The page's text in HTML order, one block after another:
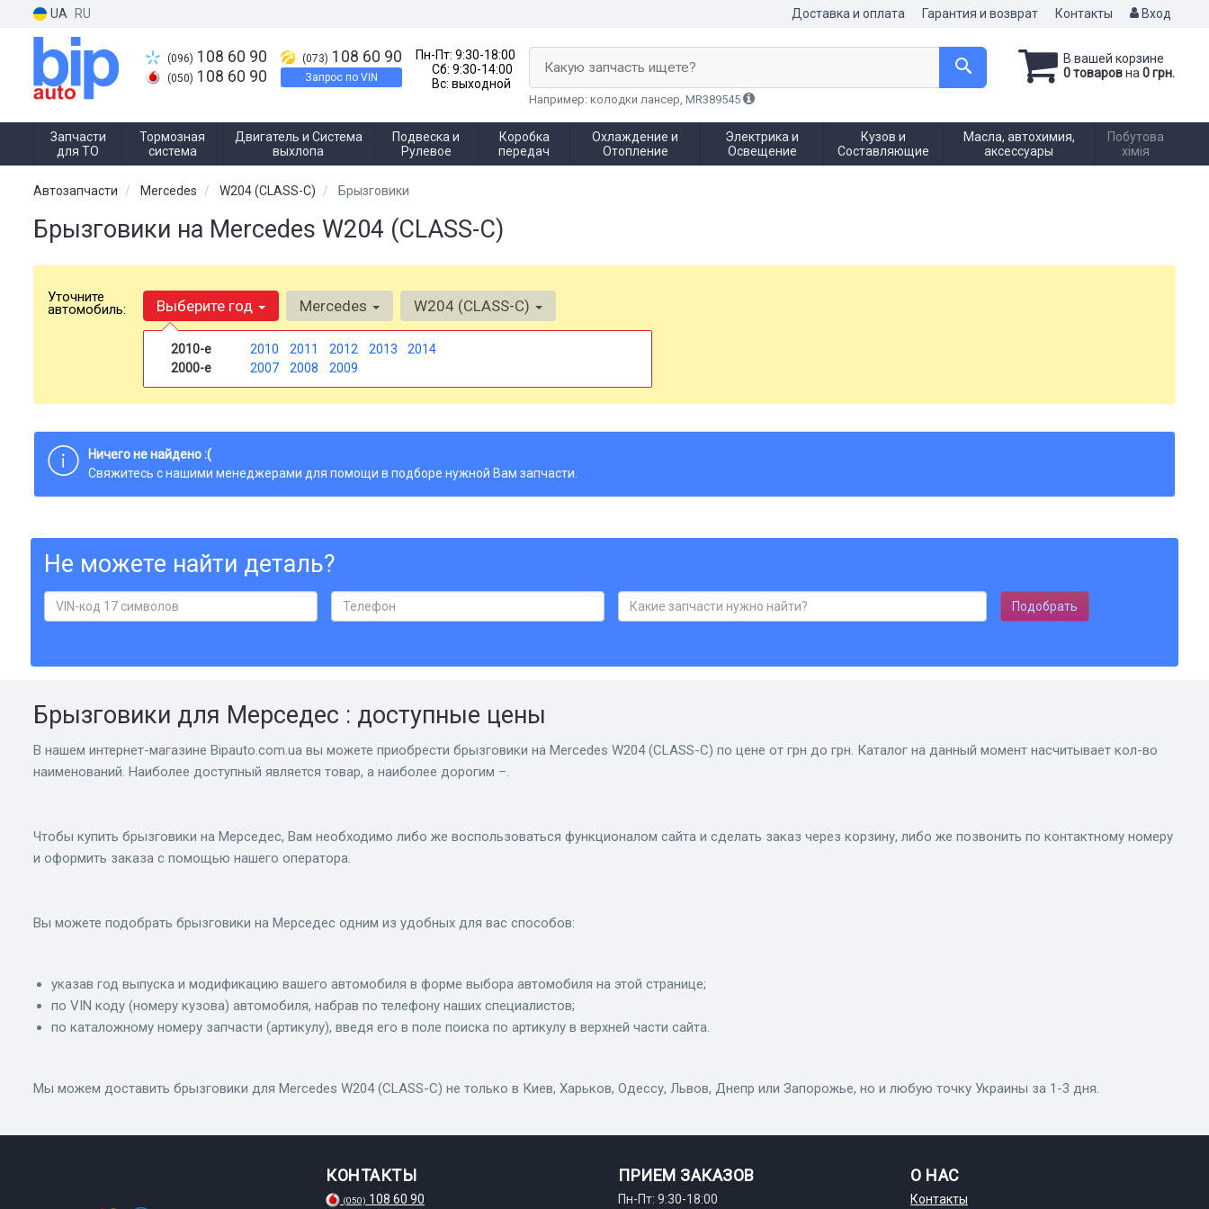
UA RU Доставка и оплата Гарантия и возврат Контакты Вход
(096) 108 60 90
(050) 108 60 90
(073) 108 60 90
Запрос по VIN
Пн-Пт: 9:30-18:00
Сб: 9:30-14:00
Вс: выходной
В вашей корзине
0 товаровна 0 грн.
Какую запчасть ищете?
Например: колодки лансер, MR389545
Запчасти
для ТО
Тормозная
система
Двигатель и Система
выхлопа
Подвеска и
Рулевое
Коробка
передач
Охлаждение и
Отопление
Электрика и
Освещение
Кузов и
Составляющие
Масла, автохимия,
аксессуары
Побутова
хімія
Автозапчасти Mercedes W204 (CLASS-C) Брызговики
Брызговики на Mercedes W204 (CLASS-C)
Уточните
автомобиль: Выберите год
2010-е 2010 2011 2012 2013
2014
2000-е
2007 2008 2009
Mercedes W204 (CLASS-C)
Ничего не найдено :(
Свяжитесь с нашими менеджерами для помощи в подборе нужной Вам запчасти.
Не можете найти деталь?
Подобрать
Брызговики для Мерседес : доступные цены
В нашем интернет-магазине Bіpauto.com.ua вы можете приобрести брызговики на Mercedes W204 (CLASS-C) по цене от грн до грн. Каталог на данный момент насчитывает кол-во
наименований. Наиболее доступный является товар, а наиболее дорогим –.
Чтобы купить брызговики на Мерседес, Вам необходимо либо же воспользоваться функционалом сайта и сделать заказ через корзину, либо же позвонить по контактному номеру
и оформить заказа с помощью нашего оператора.
Вы можете подобрать брызговики на Мерседес одним из удобных для вас способов:
указав год выпуска и модификацию вашего автомобиля в форме выбора автомобиля на этой странице;
по VIN коду (номеру кузова) автомобиля, набрав по телефону наших специалистов;
по каталожному номеру запчасти (артикулу), введя его в поле поиска по артикулу в верхней части сайта.
Мы можем доставить брызговики для Mercedes W204 (CLASS-C) не только в Киев, Харьков, Одессу, Львов, Днепр или Запорожье, но и любую точку Украины за 1-3 дня.
КОНТАКТЫ
(050) 108 60 90
ПРИЕМ ЗАКАЗОВ
Пн-Пт: 9:30-18:00
О НАС
Контакты